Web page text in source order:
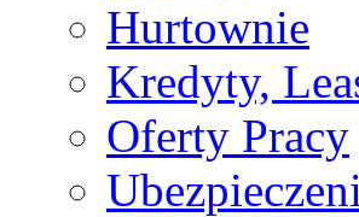
Hurtownie
Kredyty,
Oferty Pracy